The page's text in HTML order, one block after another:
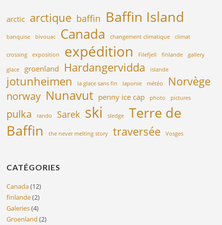
arctic arctique baffin Baffin Island
banquise bivouac Canada changement climatique climat
crossing exposition expédition Filefjell finlande gallery
glace groenland Hardangervidda islande
jotunheimen la glace sans fin laponie météo Norvège
norway Nunavut penny ice cap photo pictures
pulka rando Sarek ski sledge
Terre de
Baffin
the never melting story traversée Vosges
CATÉGORIES
Canada(12)
finlande(2)
Galeries(4)
Groenland (2)